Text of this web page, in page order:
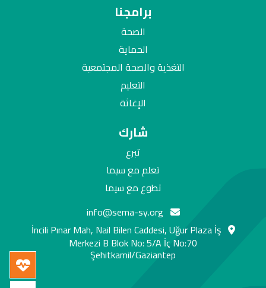
info@sema-sy.org
İncili Pınar Mah, Nail Bilen Caddesi, Uğur Plaza İş
Merkezi B Blok No: 5/A İç No:70
Şehitkamil/Gaziantep
برامجنا
الصحة
الحماية
التغذية والصحة المجتمعية
التعليم
الإغاثة
شارك
تبرع
تعلم مع سيما
تطوع مع سيما